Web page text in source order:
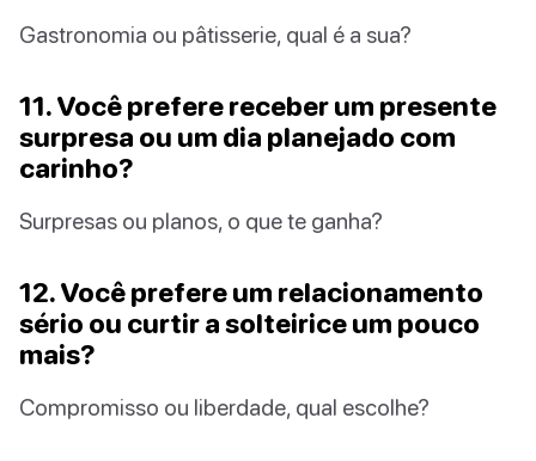
Gastronomia ou pâtisserie, qual é a sua?
11. Você prefere receber um presente
surpresa ou um dia planejado com
carinho?
Surpresas ou planos, o que te ganha?
12. Você prefere um relacionamento
sério ou curtir a solteirice um pouco
mais?
Compromisso ou liberdade, qual escolhe?